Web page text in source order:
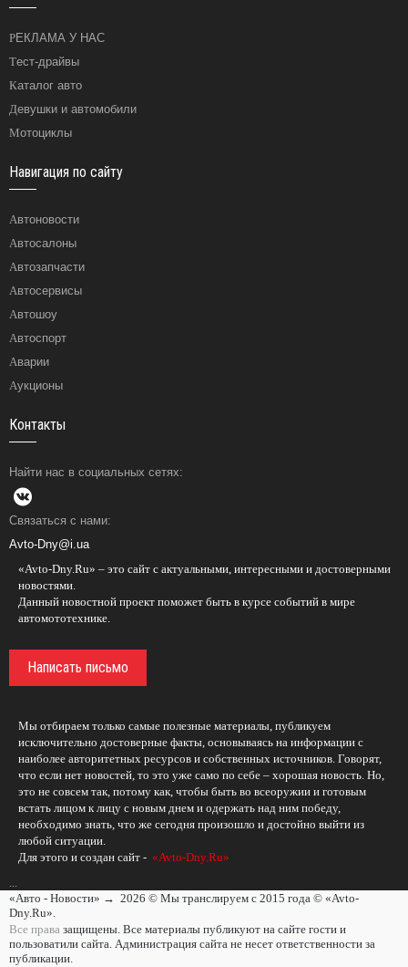
РЕКЛАМА У НАС
Тест-драйвы
Каталог авто
Девушки и автомобили
Мотоциклы
Навигация по сайту
Автоновости
Автосалоны
Автозапчасти
Автосервисы
Автошоу
Автоспорт
Аварии
Аукционы
Контакты
Найти нас в социальных сетях:
Связаться с нами:
Avto-Dny@i.ua
«Avto-Dny.Ru» – это сайт с актуальными, интересными и достоверными
новостями.
Данный новостной проект поможет быть в курсе событий в мире
автомототехнике.
Написать письмо
Мы отбираем только самые полезные материалы, публикуем
исключительно достоверные факты, основываясь на информации с
наиболее авторитетных ресурсов и собственных источников. Говорят,
что если нет новостей, то это уже само по себе – хорошая новость. Но,
это не совсем так, потому как, чтобы быть во всеоружии и готовым
встать лицом к лицу с новым днем и одержать над ним победу,
необходимо знать, что же сегодня произошло и достойно выйти из
любой ситуации.
Для этого и создан сайт - «Avto-Dny.Ru»
«Авто - Новости» → 2026 © Мы транслируем с 2015 года © «Avto-
Dny.Ru».
Все права защищены. Все материалы публикуют на сайте гости и
пользоватили сайта. Администрация сайта не несет ответственности за
публикации.